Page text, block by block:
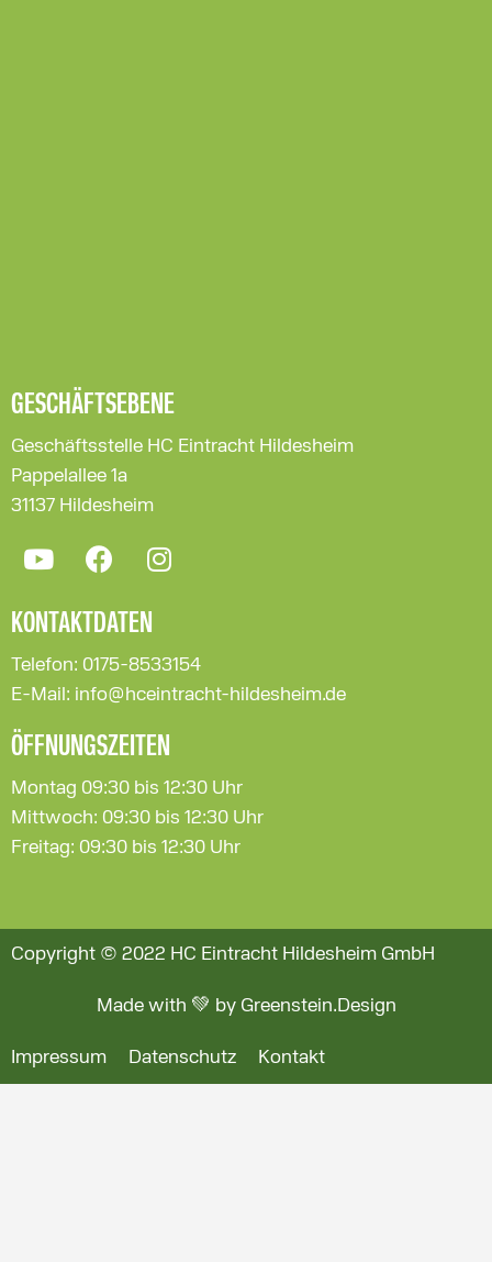
GESCHÄFTSEBENE
Geschäftsstelle HC Eintracht Hildesheim
Pappelallee 1a
31137 Hildesheim
KONTAKTDATEN
Telefon: 0175-8533154
E-Mail: info@hceintracht-hildesheim.de
ÖFFNUNGSZEITEN
Montag 09:30 bis 12:30 Uhr
Mittwoch: 09:30 bis 12:30 Uhr
Freitag: 09:30 bis 12:30 Uhr
Copyright © 2022 HC Eintracht Hildesheim GmbH
Made with 💚 by Greenstein.Design
Impressum Datenschutz Kontakt